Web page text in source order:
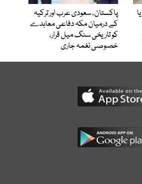
دھرنے کا مسئلہ حل ہوا تو 20 یا
پاکستان، سعودی عرب اور ترکیہ
کے درمیان مکہ دفاعی معاہدے
کو تاریخی سنگ میل قرار،
خصوصی نغمہ جاری